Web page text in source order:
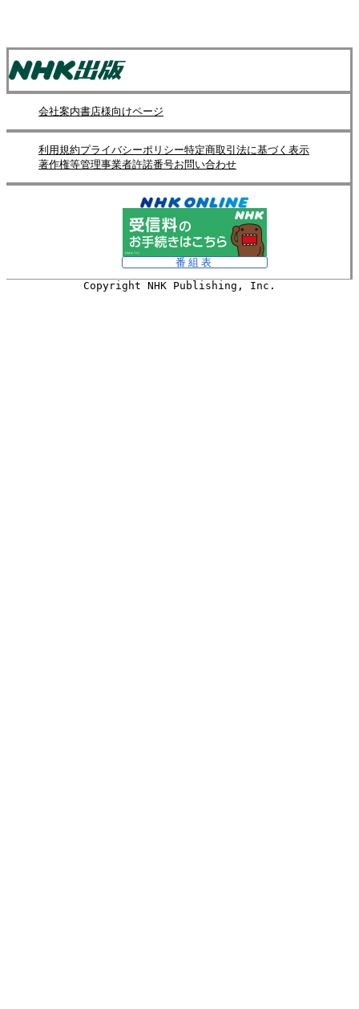
会社案内書店様向けページ
利用規約プライバシーポリシー特定商取引法に基づく表示
著作権等管理事業者許諾番号お問い合わせ
番組表
Copyright NHK Publishing, Inc.